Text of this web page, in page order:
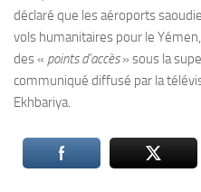
déclaré que les aéroports
vols humanitaires pour le
des « points d’accès» sous la
communiqué diffusé par la
Ekhbariya.